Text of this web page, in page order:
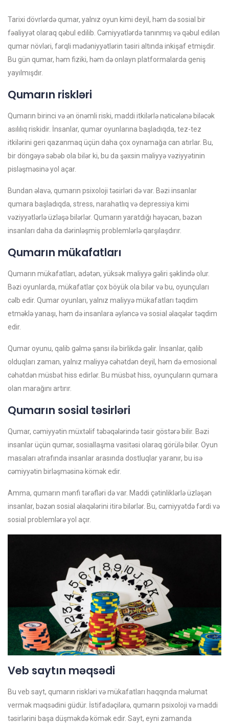
Tarixi dövrlərdə qumar, yalnız oyun kimi deyil, həm də sosial bir
fəaliyyət olaraq qəbul edilib. Cəmiyyətlərdə tanınmış və qəbul edilən
qumar növləri, fərqli mədəniyyətlərin təsiri altında inkişaf etmişdir.
Bu gün qumar, həm fiziki, həm də onlayn platformalarda geniş
yayılmışdır.
Qumarın riskləri
Qumarın birinci və ən önəmli riski, maddi itkilərlə nəticələnə biləcək
asılılıq riskidir. İnsanlar, qumar oyunlarına başladıqda, tez-tez
itkilərini geri qazanmaq üçün daha çox oynamağa can atırlar. Bu,
bir döngəyə səbəb ola bilər ki, bu da şəxsin maliyyə vəziyyətinin
pisləşməsinə yol açar.
Bundan əlavə, qumarın psixoloji təsirləri də var. Bəzi insanlar
qumara başladıqda, stress, narahatlıq və depressiya kimi
vəziyyətlərlə üzləşə bilərlər. Qumarın yaratdığı həyəcan, bəzən
insanları daha da dərinləşmiş problemlərlə qarşılaşdırır.
Qumarın mükafatları
Qumarın mükafatları, adətən, yüksək maliyyə gəliri şəklində olur.
Bəzi oyunlarda, mükafatlar çox böyük ola bilər və bu, oyunçuları
cəlb edir. Qumar oyunları, yalnız maliyyə mükafatları təqdim
etməklə yanaşı, həm də insanlara əyləncə və sosial əlaqələr təqdim
edir.
Qumar oyunu, qalib gəlmə şansı ilə birlikdə gəlir. İnsanlar, qalib
olduqları zaman, yalnız maliyyə cəhətdən deyil, həm də emosional
cəhətdən müsbət hiss edirlər. Bu müsbət hiss, oyunçuların qumara
olan marağını artırır.
Qumarın sosial təsirləri
Qumar, cəmiyyətin müxtəlif təbəqələrində təsir göstərə bilir. Bəzi
insanlar üçün qumar, sosiallaşma vasitəsi olaraq görülə bilər. Oyun
masaları ətrafında insanlar arasında dostluqlar yaranır, bu isə
cəmiyyətin birləşməsinə kömək edir.
Amma, qumarın mənfi tərəfləri də var. Maddi çətinliklərlə üzləşən
insanlar, bəzən sosial əlaqələrini itirə bilərlər. Bu, cəmiyyətdə fərdi və
sosial problemlərə yol açır.
Veb saytın məqsədi
Bu veb sayt, qumarın riskləri və mükafatları haqqında məlumat
vermək məqsədini güdür. İstifadəçilərə, qumarın psixoloji və maddi
təsirlərini başa düşməkdə kömək edir. Sayt, eyni zamanda